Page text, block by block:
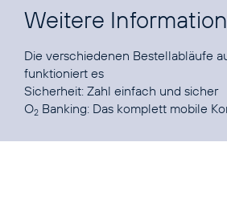
Weitere
Die verschiedenen Bestellabläufe
funktioniert es
Sicherheit: Zahl einfach und sicher
O2 Banking: Das komplett mobile